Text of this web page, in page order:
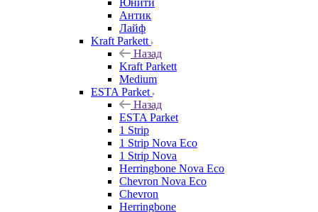
Юнити
Антик
Лайф
Kraft Parkett
Назад
Kraft Parkett
Medium
ESTA Parket
Назад
ESTA Parket
1 Strip
1 Strip Nova Eco
1 Strip Nova
Herringbone Nova Eco
Chevron Nova Eco
Chevron
Herringbone